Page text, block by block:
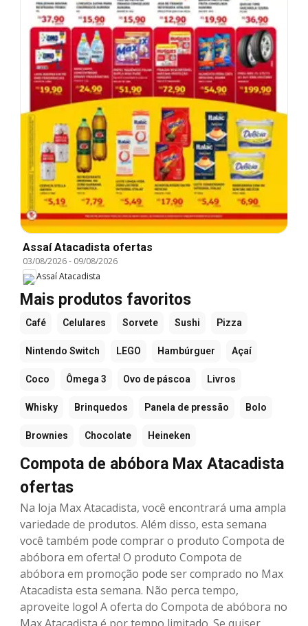
Assaí Atacadista ofertas
03/08/2026- 09/08/2026
Assaí Atacadista
Mais produtos favoritos
Café Celulares Sorvete Sushi Pizza
Nintendo Switch LEGO Hambúrguer Açaí
Coco Ômega 3 Ovo de páscoa Livros
Whisky Brinquedos Panela de pressão Bolo
Brownies Chocolate Heineken
Compota de abóbora Max Atacadista
ofertas
Na loja Max Atacadista, você encontrará uma ampla
variedade de produtos. Além disso, esta semana
você também pode comprar o produto Compota de
abóbora em oferta! O produto Compota de
abóbora em promoção pode ser comprado no Max
Atacadista esta semana. Não perca tempo,
aproveite logo! A oferta do Compota de abóbora no